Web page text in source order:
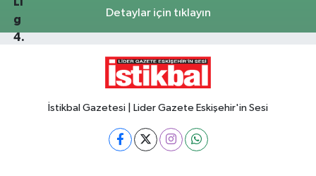
Detaylar için tıklayın
İstikbal Gazetesi | Lider Gazete Eskişehir'in Sesi